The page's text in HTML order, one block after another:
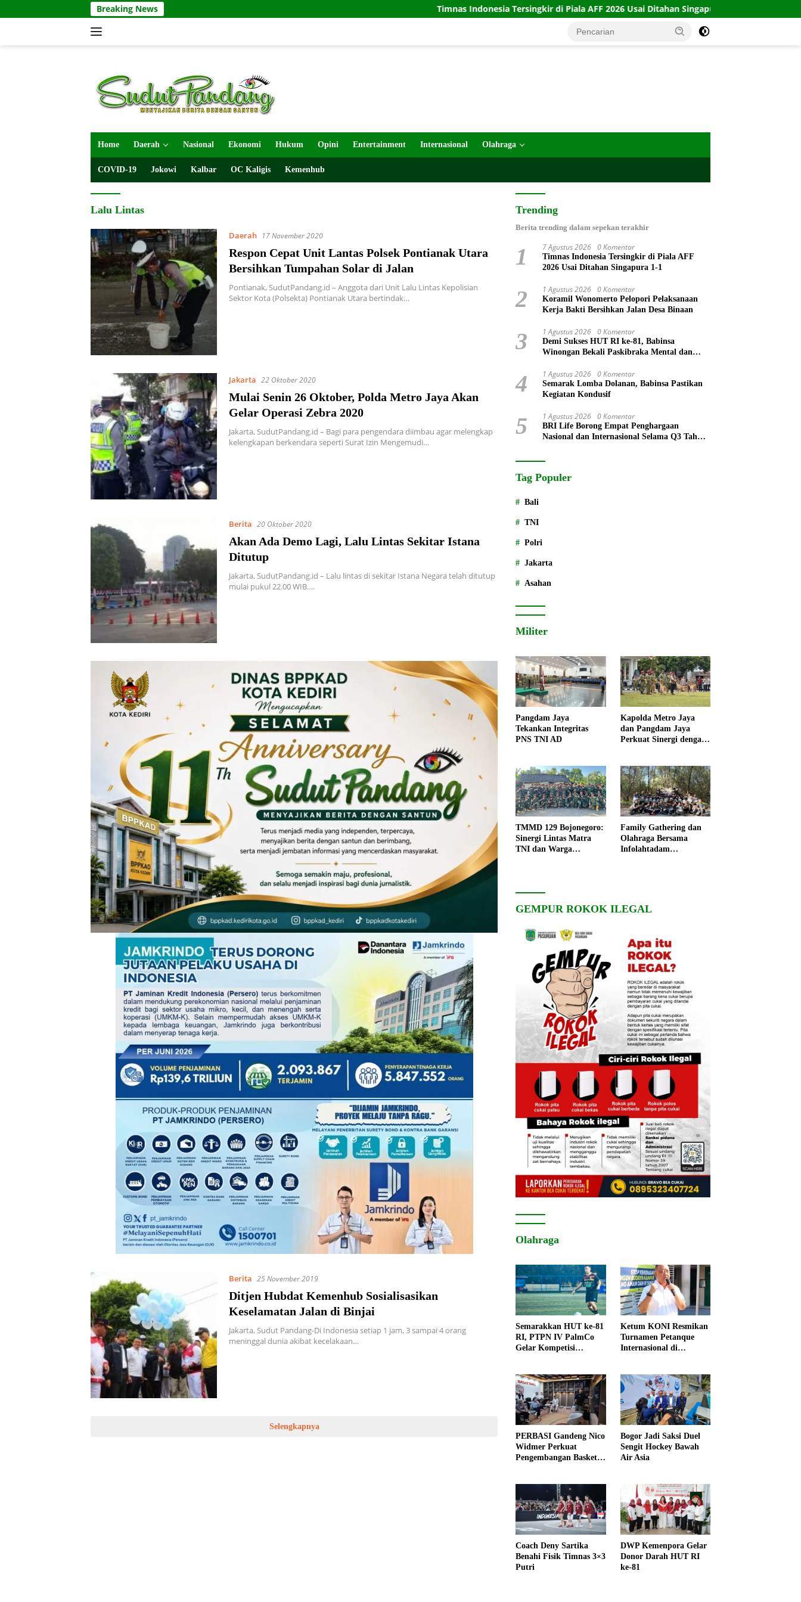
ke
Breaking News Timnas Indonesia Tersingkir di Piala AFF 2026 Usai Ditahan Singapura 1-1
Home Daerah Nasional Ekonomi Hukum Opini Entertainment Internasional Olahraga
COVID-19 Jokowi Kalbar OC Kaligis Kemenhub
Lalu Lintas
Daerah 17 November 2020
Respon Cepat Unit Lantas Polsek Pontianak Utara
Bersihkan Tumpahan Solar di Jalan
Pontianak, SudutPandang.id – Anggota dari Unit Lalu Lintas Kepolisian
Sektor Kota (Polsekta) Pontianak Utara bertindak…
Jakarta 22 Oktober 2020
Mulai Senin 26 Oktober, Polda Metro Jaya Akan
Gelar Operasi Zebra 2020
Jakarta, SudutPandang.id – Bagi para pengendara diimbau agar melengkap
kelengkapan berkendara seperti Surat Izin Mengemudi…
Berita 20 Oktober 2020
Akan Ada Demo Lagi, Lalu Lintas Sekitar Istana
Ditutup
Jakarta, SudutPandang.id – Lalu lintas di sekitar Istana Negara telah ditutup
mulai pukul 22.00 WIB….
Berita 25 November 2019
Ditjen Hubdat Kemenhub Sosialisasikan
Keselamatan Jalan di Binjai
Jakarta, Sudut Pandang-Di Indonesia setiap 1 jam, 3 sampai 4 orang
meninggal dunia akibat kecelakaan…
Selengkapnya
Trending
Berita trending dalam sepekan terakhir
1 7 Agustus 2026 0 Komentar
Timnas Indonesia Tersingkir di Piala AFF
2026 Usai Ditahan Singapura 1-1
2 1 Agustus 2026 0 Komentar
Koramil Wonomerto Pelopori Pelaksanaan
Kerja Bakti Bersihkan Jalan Desa Binaan
3 1 Agustus 2026 0 Komentar
Demi Sukses HUT RI ke-81, Babinsa
Winongan Bekali Paskibraka Mental dan
4 1 Agustus 2026 0 Komentar
Semarak Lomba Dolanan, Babinsa Pastikan
Kegiatan Kondusif
5 1 Agustus 2026 0 Komentar
BRI Life Borong Empat Penghargaan
Nasional dan Internasional Selama Q3 Tahun
Tag Populer
Bali
TNI
Polri
Jakarta
Asahan
Militer
Pangdam Jaya
Tekankan Integritas
PNS TNI AD
Kapolda Metro Jaya
dan Pangdam Jaya
Perkuat Sinergi dengan
TMMD 129 Bojonegoro:
Sinergi Lintas Matra
TNI dan Warga
Family Gathering dan
Olahraga Bersama
Infolahtadam
GEMPUR ROKOK ILEGAL
Olahraga
Semarakkan HUT ke-81
RI, PTPN IV PalmCo
Gelar Kompetisi
Ketum KONI Resmikan
Turnamen Petanque
Internasional di
PERBASI Gandeng Nico
Widmer Perkuat
Pengembangan Basket
Bogor Jadi Saksi Duel
Sengit Hockey Bawah
Air Asia
Coach Deny Sartika
Benahi Fisik Timnas 3×3
Putri
DWP Kemenpora Gelar
Donor Darah HUT RI
ke-81